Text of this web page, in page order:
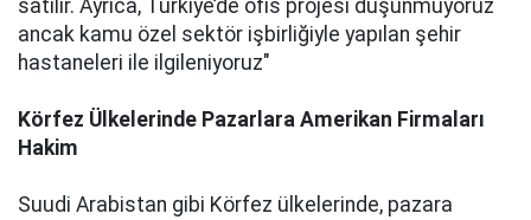
satılır. Ayrıca, Türkiye’de ofis projesi düşünmüyoruz
ancak kamu özel sektör işbirliğiyle yapılan şehir
hastaneleri ile ilgileniyoruz"
Körfez Ülkelerinde Pazarlara Amerikan Firmaları
Hakim
Suudi Arabistan gibi Körfez ülkelerinde, pazara